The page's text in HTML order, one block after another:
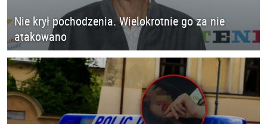
Nie krył pochodzenia. Wielokrotnie go za nie
atakowano